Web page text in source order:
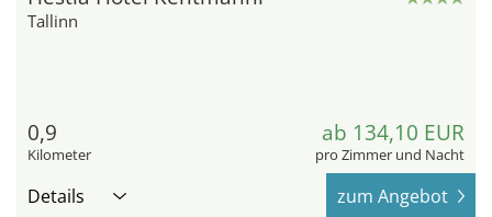
Tallinn
0,9
Kilometer
ab 134,10 EUR
pro Zimmer und Nacht
Details zum Angebot